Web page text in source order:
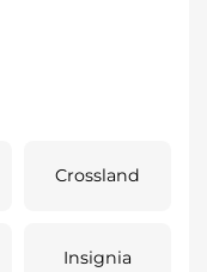
Crossland
Insignia